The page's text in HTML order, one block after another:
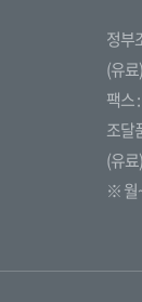
정부
(유
팩스
조달
(유
※ 월